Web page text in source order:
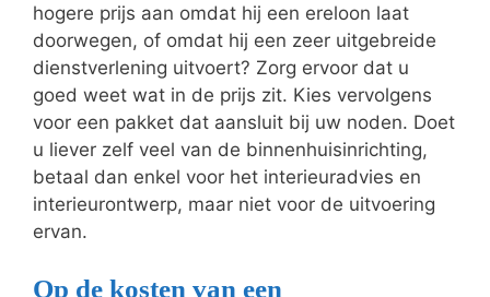
hogere prijs aan omdat hij een ereloon laat
doorwegen, of omdat hij een zeer uitgebreide
dienstverlening uitvoert? Zorg ervoor dat u
goed weet wat in de prijs zit. Kies vervolgens
voor een pakket dat aansluit bij uw noden. Doet
u liever zelf veel van de binnenhuisinrichting,
betaal dan enkel voor het interieuradvies en
interieurontwerp, maar niet voor de uitvoering
ervan.
Op de kosten van een